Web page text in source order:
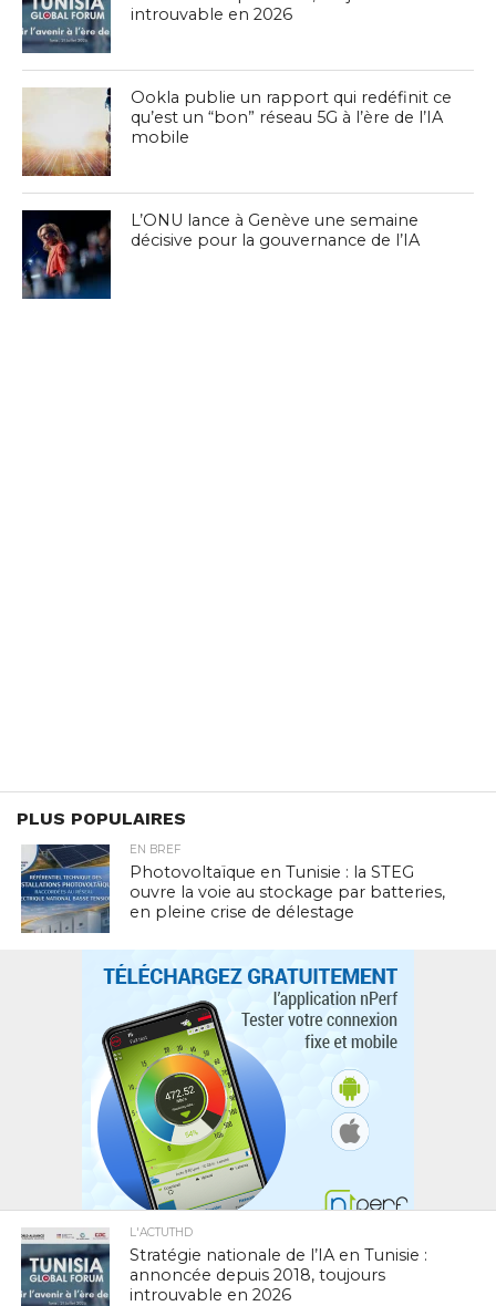
introuvable en 2026
Ookla publie un rapport qui redéfinit ce
qu’est un “bon” réseau 5G à l’ère de l’IA
mobile
L’ONU lance à Genève une semaine
décisive pour la gouvernance de l’IA
PLUS POPULAIRES
EN BREF
Photovoltaïque en Tunisie : la STEG
ouvre la voie au stockage par batteries,
en pleine crise de délestage
L'ACTUTHD
Stratégie nationale de l’IA en Tunisie :
annoncée depuis 2018, toujours
introuvable en 2026